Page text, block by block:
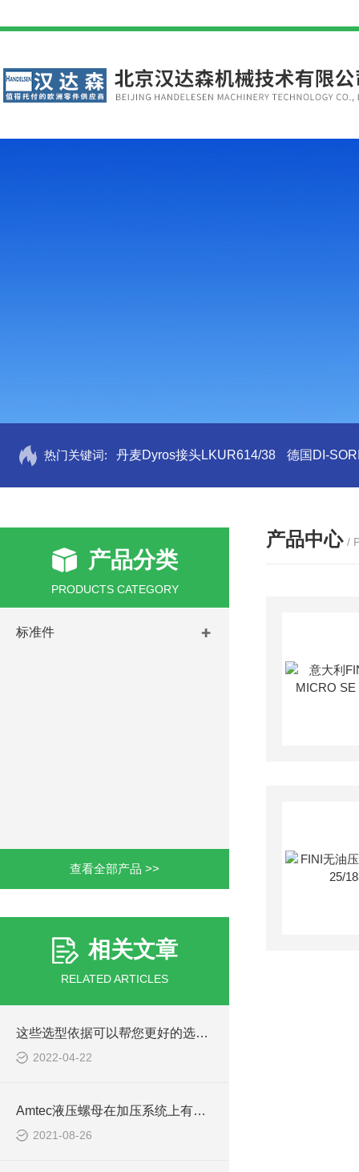
热门关键词: 丹麦Dyros接头LKUR614/38 德国DI-
产品分类
PRODUCTS CATEGORY
标准件
查看全部产品 >>
相关文章
RELATED ARTICLES
这些选型依据可以帮您更好的选择Parker电磁阀
2022-04-22
Amtec液压螺母在加压系统上有什么表现？
2021-08-26
产品中心 /